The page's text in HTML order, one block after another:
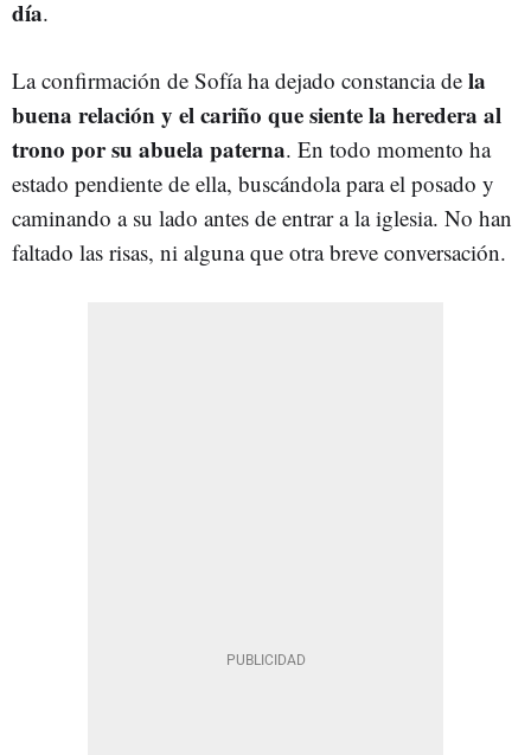
día.
La confirmación de Sofía ha dejado constancia de la
buena relación y el cariño que siente la heredera al
trono por su abuela paterna. En todo momento ha
estado pendiente de ella, buscándola para el posado y
caminando a su lado antes de entrar a la iglesia. No han
faltado las risas, ni alguna que otra breve conversación.